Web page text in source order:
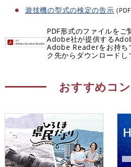
遊技機の型式の検定の告示
PDF形式のファイルをご
Adobe社が提供する
Adobe Readerをお持ち
ク先からダウンロードし
おすすめコ